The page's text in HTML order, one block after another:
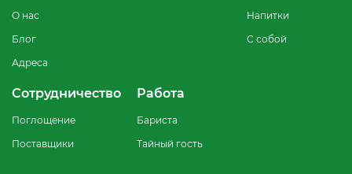
О нас
Блог
Адреса
Напитки
С собой
Сотрудничество
Поглощение
Поставщики
Работа
Бариста
Тайный гость